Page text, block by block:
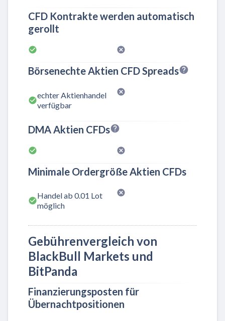
CFD Kontrakte werden automatisch
gerollt
Börsenechte Aktien CFD Spreads
echter Aktienhandel
verfügbar
DMA Aktien CFDs
Minimale Ordergröße Aktien CFDs
Handel ab 0.01 Lot
möglich
Gebührenvergleich von
BlackBull Markets und
BitPanda
Finanzierungsposten für
Übernachtpositionen